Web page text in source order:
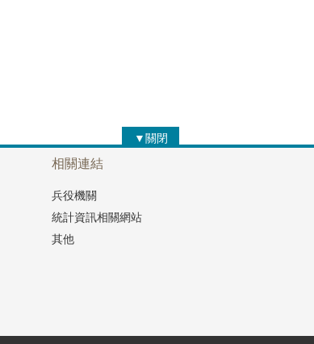
▼關閉
相關連結
兵役機關
統計資訊相關網站
其他